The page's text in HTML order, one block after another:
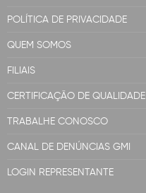
POLÍTICA DE PRIVACIDADE
QUEM SOMOS
FILIAIS
CERTIFICAÇÃO DE QUALIDADE
TRABALHE CONOSCO
CANAL DE DENÚNCIAS GMI
LOGIN REPRESENTANTE